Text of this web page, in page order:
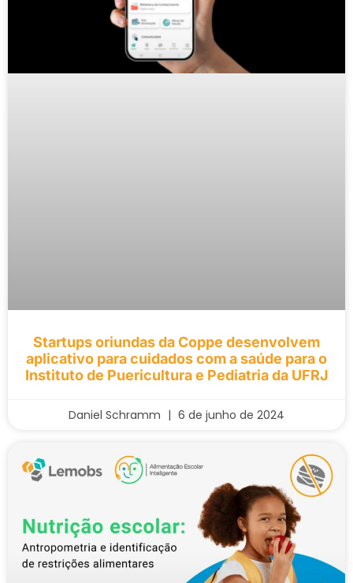
Startups oriundas da Coppe desenvolvem
aplicativo para cuidados com a saúde para o
Instituto de Puericultura e Pediatria da UFRJ
Daniel Schramm 6 de junho de 2024